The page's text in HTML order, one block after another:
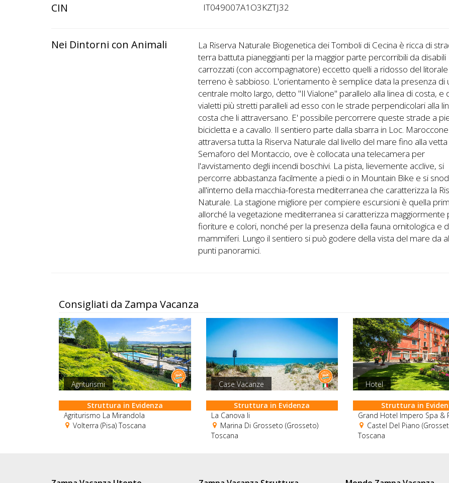
CIN IT049007A1O3KZTJ32
Nei Dintorni con Animali
La Riserva Naturale Biogenetica dei Tomboli di Cecina è ricca di
terra battuta pianeggianti per la maggior parte percorribili da disabili
carrozzati (con accompagnatore) eccetto quelli a ridosso del
terreno è sabbioso. L'orientamento è semplice data la presenza di
centrale molto largo, detto "Il Vialone" parallelo alla linea di costa, e
vialetti più stretti paralleli ad esso con le strade perpendicolari alla
costa che li attraversano. E' possibile percorrere queste strade a
bicicletta e a cavallo. Il sentiero parte dalla sbarra in Loc.
attraversa tutta la Riserva Naturale dal livello del mare fino alla
Semaforo del Montaccio, ove è collocata una telecamera per
l'avvistamento degli incendi boschivi. La pista, lievemente acclive, si
percorre abbastanza facilmente a piedi o in Mountain Bike e si
all'interno della macchia-foresta mediterranea che caratterizza la
Naturale. La stagione migliore per compiere escursioni è quella
allorché la vegetazione mediterranea si caratterizza maggiormente
fioriture e colori, nonché per la presenza della fauna ornitologica e
mammiferi. Lungo il sentiero si può godere della vista del mare da
punti panoramici.
Consigliati da Zampa Vacanza
Agriturismi
Struttura in Evidenza
Agriturismo La Mirandola
Volterra (Pisa) Toscana
Case Vacanze
Struttura in Evidenza
La Canova Ii
Marina Di Grosseto (Grosseto)
Toscana
Hotel
Struttura in
Grand Hotel Impero Spa &
Castel Del Piano
Toscana